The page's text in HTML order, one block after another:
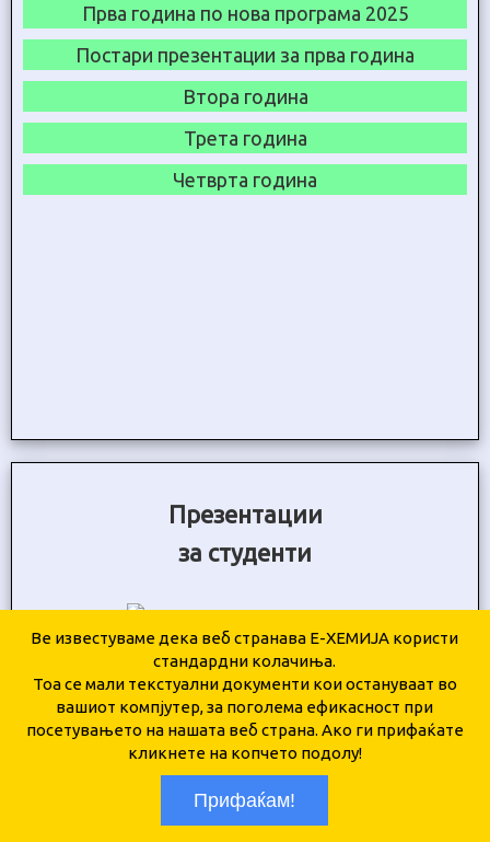
Прва година по нова програма 2025
Постари презентации за прва година
Втора година
Трета година
Четврта година
Презентации
за студенти
Неорганска хемија
Органска хемија
Аналитичка хемија
Физичка хемија
Ве известуваме дека веб странава Е-ХЕМИЈА користи
стандардни колачиња.
Тоа се мали текстуални документи кои остануваат во
вашиот компјутер, за поголема ефикасност при
посетувањето на нашата веб страна. Ако ги прифаќате
кликнете на копчето подолу!
Прифаќам!